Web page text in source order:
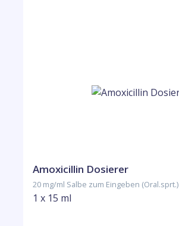
Amoxicillin Dosierer
20 mg/ml Salbe zum Eingeben (Oral.sprt.)
1 x 15 ml